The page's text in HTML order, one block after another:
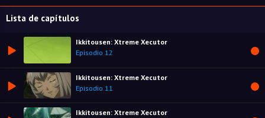
Lista de capítulos
Ikkitousen: Xtreme Xecutor
Episodio 12
Ikkitousen: Xtreme Xecutor
Episodio 11
Ikkitousen: Xtreme Xecutor